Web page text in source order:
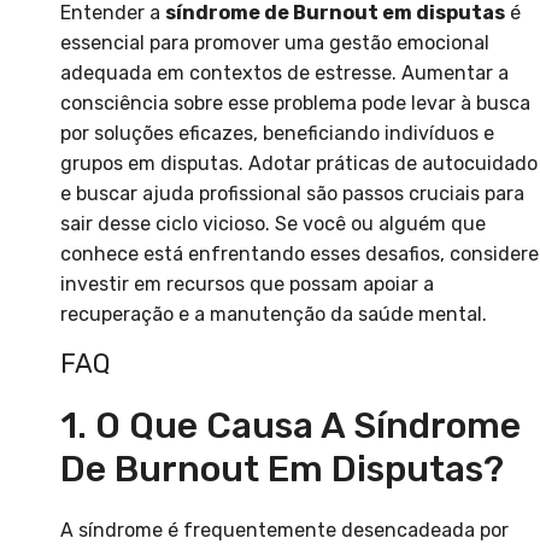
Entender a síndrome de Burnout em disputas é
essencial para promover uma gestão emocional
adequada em contextos de estresse. Aumentar a
consciência sobre esse problema pode levar à busca
por soluções eficazes, beneficiando indivíduos e
grupos em disputas. Adotar práticas de autocuidado
e buscar ajuda profissional são passos cruciais para
sair desse ciclo vicioso. Se você ou alguém que
conhece está enfrentando esses desafios, considere
investir em recursos que possam apoiar a
recuperação e a manutenção da saúde mental.
FAQ
1. O Que Causa A Síndrome
De Burnout Em Disputas?
A síndrome é frequentemente desencadeada por